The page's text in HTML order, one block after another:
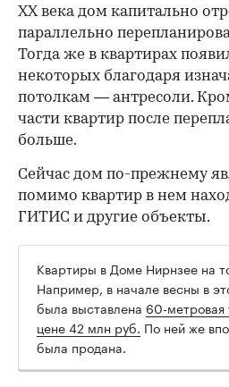
ХХ века дом капитально
параллельно
Тогда же в квартирах
некоторых благодаря
потолкам — антресоли.
части квартир после
больше.
Сейчас дом по-прежнему
помимо квартир в нем
ГИТИС и другие объекты.
Квартиры в Доме Нирнзее на
Например, в начале весны в
была выставлена 60-метровая
цене 42 млн руб. По ней же
была продана.